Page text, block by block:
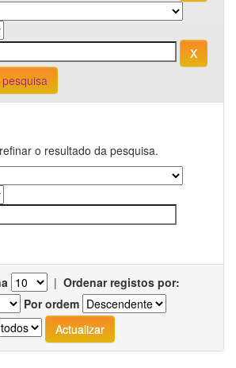
o resultado da pesquisa.
| Ordenar registos por:
Por ordem